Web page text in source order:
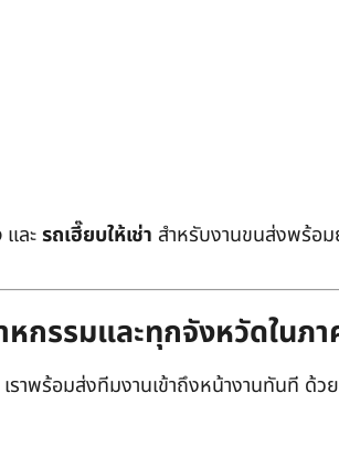
และรถเฮี๊ยบให้เช่า สำหรับงานขนส่งพร้อม
กรรมและทุกจังหวัดในภ
เราพร้อมส่งทีมงานเข้าถึงหน้างานทันที